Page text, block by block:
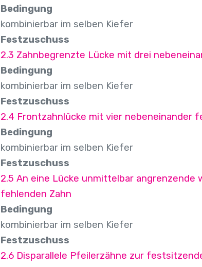
Bedingung
kombinierbar im selben Kiefer
Festzuschuss
2.3 Zahnbegrenzte Lücke mit drei
Bedingung
kombinierbar im selben Kiefer
Festzuschuss
2.4 Frontzahnlücke mit vier nebeneinander
Bedingung
kombinierbar im selben Kiefer
Festzuschuss
2.5 An eine Lücke unmittelbar
fehlenden Zahn
Bedingung
kombinierbar im selben Kiefer
Festzuschuss
2.6 Disparallele Pfeilerzähne zur